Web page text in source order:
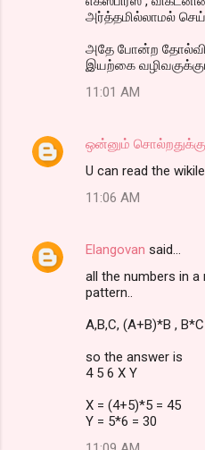
அர்த்தமில்லாமல்
அதே போன்ற
இயற்கை
11:01 AM
ஒன்னும்
U can read the
11:06 AM
Elangovan said…
all the numbers in
pattern..
A,B,C, (A+B)*B , B*C
so the answer is
4 5 6 X Y
X = (4+5)*5 = 45
Y = 5*6 = 30